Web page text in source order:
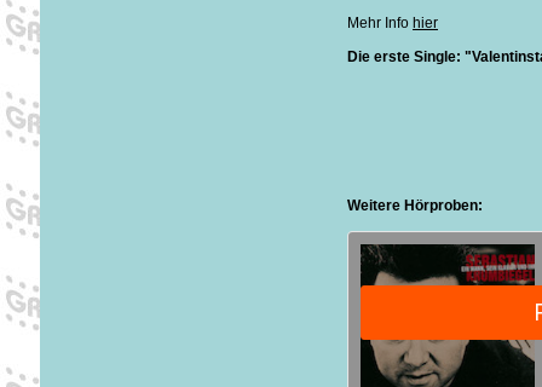
Mehr Info hier
Die erste Single:
Weitere Hörproben: